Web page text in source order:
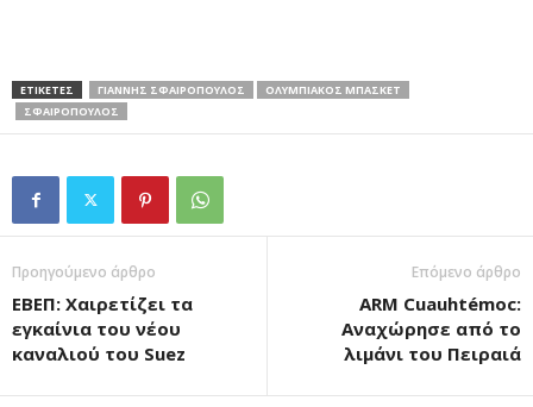
ΕΤΙΚΕΤΕΣ ΓΙΑΝΝΗΣ ΣΦΑΙΡΟΠΟΥΛΟΣ
ΟΛΥΜΠΙΑΚΟΣ ΜΠΑΣΚΕΤ
ΣΦΑΙΡΟΠΟΥΛΟΣ
Προηγούμενο άρθρο
ΕΒΕΠ: Χαιρετίζει τα
εγκαίνια του νέου
καναλιού του Suez
Επόμενο άρθρο
ARM Cuauhtémoc:
Αναχώρησε από το
λιμάνι του Πειραιά